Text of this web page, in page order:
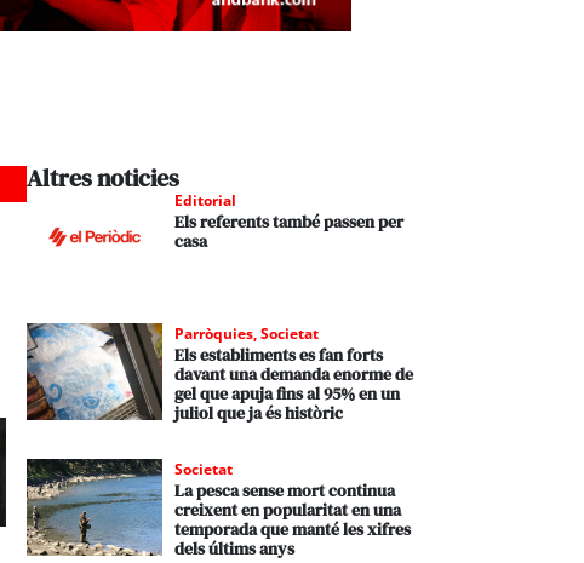
Altres noticies
Editorial
Els referents també passen per
casa
Parròquies,Societat
Els establiments es fan forts
davant una demanda enorme de
gel que apuja fins al 95% en un
juliol que ja és històric
Societat
La pesca sense mort continua
creixent en popularitat en una
temporada que manté les xifres
dels últims anys